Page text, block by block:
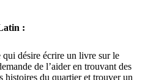
:
désire écrire un livre sur le
de l’aider en trouvant des
histoires du quartier et trouver un